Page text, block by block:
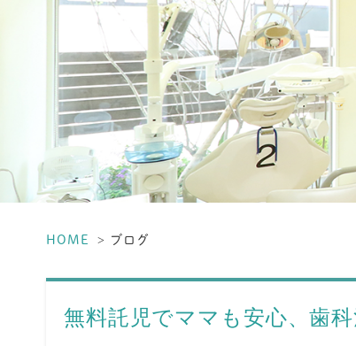
HOME ブログ
無料託児でママも安心、歯